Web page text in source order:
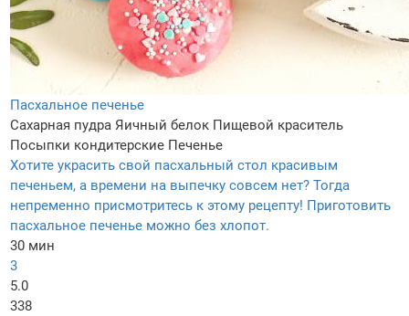
Пасхальное печенье
Сахарная пудра Яичный белок Пищевой краситель
Посыпки кондитерские Печенье
Хотите украсить свой пасхальный стол красивым
печеньем, а времени на выпечку совсем нет? Тогда
непременно присмотритесь к этому рецепту! Приготовить
пасхальное печенье можно без хлопот.
30 мин
3
5.0
338